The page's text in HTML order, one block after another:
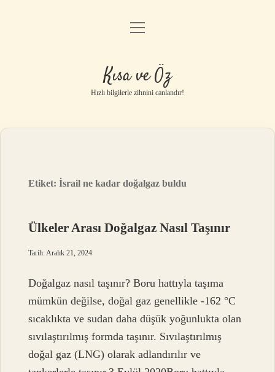
Anasayfa
Gizlilik Politikası
Yasal Uyarı
menüyü
Kısa ve Öz
Hızlı bilgilerle zihnini canlandır!
Etiket:İsrail ne kadar doğalgaz buldu
Ülkeler Arası Doğalgaz Nasıl Taşınır
Tarih: Aralık 21, 2024
Doğalgaz nasıl taşınır? Boru hattıyla taşıma
mümkün değilse, doğal gaz genellikle -162 °C
sıcaklıkta ve sudan daha düşük yoğunlukta olan
sıvılaştırılmış formda taşınır. Sıvılaştırılmış
doğal gaz (LNG) olarak adlandırılır ve